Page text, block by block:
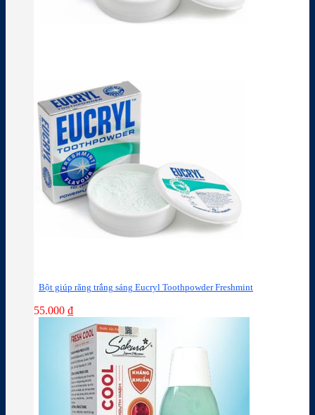
Bột giúp răng trắng sáng Eucryl Toothpowder Freshmint
55.000 ₫